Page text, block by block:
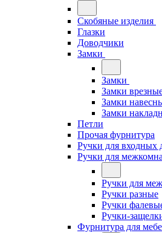
Скобяные изделия
Глазки
Доводчики
Замки
Замки
Замки
Замки
Замки
Петли
Прочая фурнитура
Ручки для входных
Ручки для
Ручки для
Ручки разные
Ручки
Ручки-
Фурнитура для